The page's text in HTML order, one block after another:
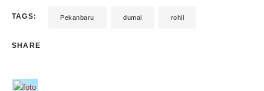
TAGS: Pekanbaru dumai rohil
SHARE